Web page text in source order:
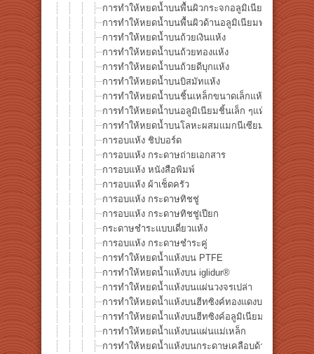
การทำให้หยดน้ำบนพื้นผิวกระจกอลูมิเนียมฟอยล์แห้ง
การทำให้หยดน้ำบนพื้นผิวด้านอลูมิเนียมฟอยล์แห้ง
การทำให้หยดน้ำบนถ้วยเงินแห้ง
การทำให้หยดน้ำบนถ้วยทองแห้ง
การทำให้หยดน้ำบนถ้วยดีบุกแห้ง
การทำให้หยดน้ำบนบิสมัทแห้ง
การทำให้หยดน้ำบนชิ้นเหล็กขนาดเล็กแห้ง
การทำให้หยดน้ำบนอลูมิเนียมชิ้นเล็ก ๆแห้ง
การทำให้หยดน้ำบนโลหะผสมแมกนีเซียม AZ31แห้ง
การอบแห้ง ชิปบอร์ด
การอบแห้ง กระดาษถ่ายเอกสาร
การอบแห้ง หนังสือพิมพ์
การอบแห้ง ผ้าเช็ดครัว
การอบแห้ง กระดาษทิชชู่
การอบแห้ง กระดาษทิชชู่เปียก
กระดาษชำระแบบเดี่ยวแห้ง
การอบแห้ง กระดาษชำระคู่
การทำให้หยดน้ำแห้งบน PTFE
การทำให้หยดน้ำแห้งบน iglidur®
การทำให้หยดน้ำแห้งบนแผ่นวงจรเปล่า
การทำให้หยดน้ำแห้งบนฮีทซิงค์ทองแดงบริสุทธิ์
การทำให้หยดน้ำแห้งบนฮีทซิงค์อลูมิเนียมดำ
การทำให้หยดน้ำแห้งบนแผ่นแม่เหล็ก
การทำให้หยดน้ำแห้งบนกระดาษเคลือบด้าน